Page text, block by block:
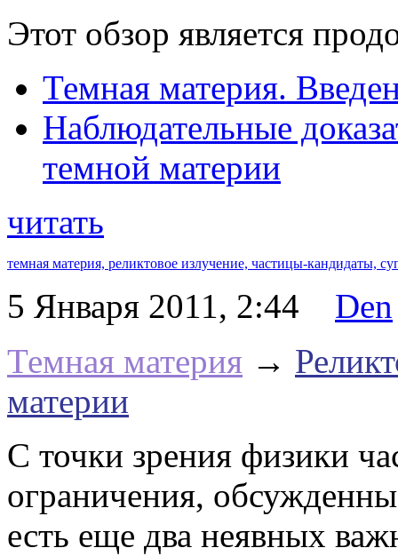
Этот обзор является
Темная материя.
Наблюдательные
темной материи
читать
темная материя, реликтовое излучение, частицы-кандидаты,
5 Января 2011, 2:44 Den
Темная материя →
материи
С точки зрения физики
ограничения,
есть еще два неявных